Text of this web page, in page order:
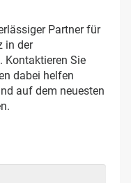
Partner für
in der
Kontaktieren Sie
dabei helfen
auf dem neuesten